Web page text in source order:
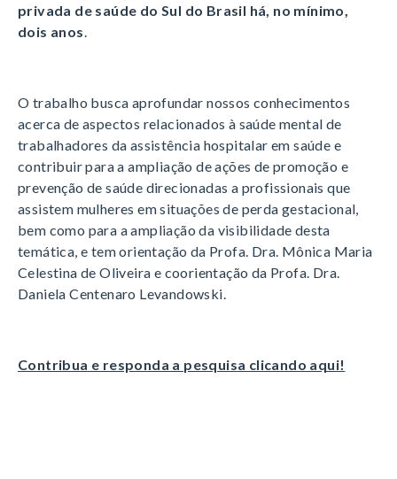
privada de saúde do Sul do Brasil há, no mínimo,
dois anos
O trabalho busca aprofundar nossos conhecimentos
acerca de aspectos relacionados à saúde mental de
trabalhadores da assistência hospitalar em saúde e
contribuir para a ampliação de ações de promoção e
prevenção de saúde direcionadas a profissionais que
assistem mulheres em situações de perda gestacional,
bem como para a ampliação da visibilidade desta
temática, e tem orientação da Profa. Dra. Mônica Maria
Celestina de Oliveira e coorientação da Profa. Dra.
Daniela Centenaro Levandowski.
Contribua e responda a pesquisa clicando aqui!